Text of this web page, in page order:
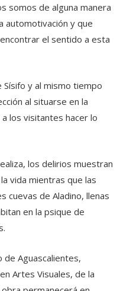
somos de alguna manera
automotivación y que
el sentido a esta
y al mismo tiempo
al situarse en la
los visitantes hacer lo
los delirios muestran
vida mientras que las
cuevas de Aladino, llenas
en la psique de
de Aguascalientes,
Artes Visuales, de la